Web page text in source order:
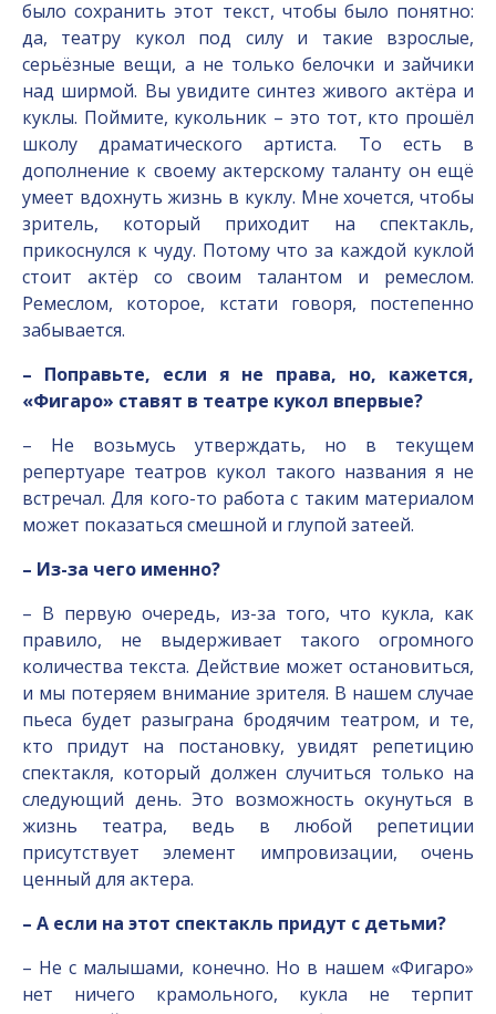
было сохранить этот текст, чтобы было понятно:
да, театру кукол под силу и такие взрослые,
серьёзные вещи, а не только белочки и зайчики
над ширмой. Вы увидите синтез живого актёра и
куклы. Поймите, кукольник – это тот, кто прошёл
школу драматического артиста. То есть в
дополнение к своему актерскому таланту он ещё
умеет вдохнуть жизнь в куклу. Мне хочется, чтобы
зритель, который приходит на спектакль,
прикоснулся к чуду. Потому что за каждой куклой
стоит актёр со своим талантом и ремеслом.
Ремеслом, которое, кстати говоря, постепенно
забывается.
– Поправьте, если я не права, но, кажется,
«Фигаро» ставят в театре кукол впервые?
– Не возьмусь утверждать, но в текущем
репертуаре театров кукол такого названия я не
встречал. Для кого-то работа с таким материалом
может показаться смешной и глупой затеей.
– Из-за чего именно?
– В первую очередь, из-за того, что кукла, как
правило, не выдерживает такого огромного
количества текста. Действие может остановиться,
и мы потеряем внимание зрителя. В нашем случае
пьеса будет разыграна бродячим театром, и те,
кто придут на постановку, увидят репетицию
спектакля, который должен случиться только на
следующий день. Это возможность окунуться в
жизнь театра, ведь в любой репетиции
присутствует элемент импровизации, очень
ценный для актера.
– А если на этот спектакль придут с детьми?
– Не с малышами, конечно. Но в нашем «Фигаро»
нет ничего крамольного, кукла не терпит